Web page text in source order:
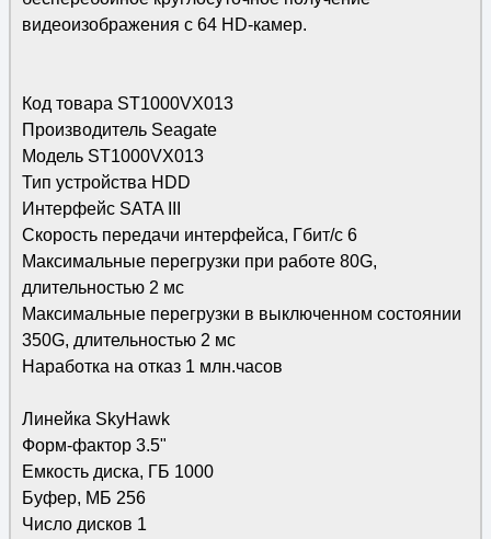
видеоизображения с 64 HD-камер.
Код товара ST1000VX013
Производитель Seagate
Модель ST1000VX013
Тип устройства HDD
Интерфейс SATA III
Скорость передачи интерфейса, Гбит/с 6
Максимальные перегрузки при работе 80G,
длительностью 2 мс
Максимальные перегрузки в выключенном состоянии
350G, длительностью 2 мс
Наработка на отказ 1 млн.часов
Линейка SkyHawk
Форм-фактор 3.5"
Емкость диска, ГБ 1000
Буфер, МБ 256
Число дисков 1